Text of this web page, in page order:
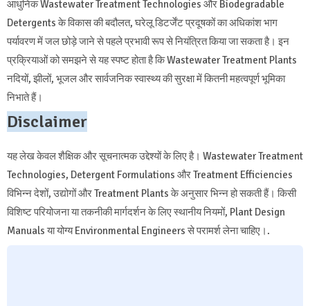
आधुनिक Wastewater Treatment Technologies और Biodegradable
Detergents के विकास की बदौलत, घरेलू डिटर्जेंट प्रदूषकों का अधिकांश भाग
पर्यावरण में जल छोड़े जाने से पहले प्रभावी रूप से नियंत्रित किया जा सकता है। इन
प्रक्रियाओं को समझने से यह स्पष्ट होता है कि Wastewater Treatment Plants
नदियों, झीलों, भूजल और सार्वजनिक स्वास्थ्य की सुरक्षा में कितनी महत्वपूर्ण भूमिका
निभाते हैं।
Disclaimer
यह लेख केवल शैक्षिक और सूचनात्मक उद्देश्यों के लिए है। Wastewater Treatment
Technologies, Detergent Formulations और Treatment Efficiencies
विभिन्न देशों, उद्योगों और Treatment Plants के अनुसार भिन्न हो सकती हैं। किसी
विशिष्ट परियोजना या तकनीकी मार्गदर्शन के लिए स्थानीय नियमों, Plant Design
Manuals या योग्य Environmental Engineers से परामर्श लेना चाहिए।.